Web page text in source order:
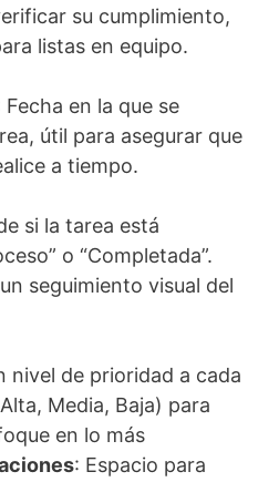
su cumplimiento,
listas en equipo.
Fecha en la que se
útil para asegurar que
a tiempo.
si la tarea está
o “Completada”.
seguimiento visual del
nivel de prioridad a cada
Media, Baja) para
en lo más
: Espacio para